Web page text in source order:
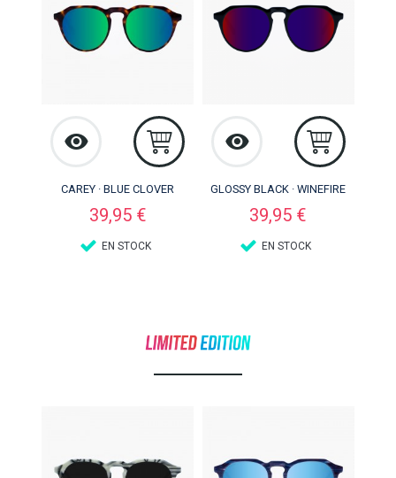
CAREY · BLUE CLOVER
Precio
39,95 €
EN STOCK
GLOSSY BLACK · WINEFIRE
Precio
39,95 €
EN STOCK